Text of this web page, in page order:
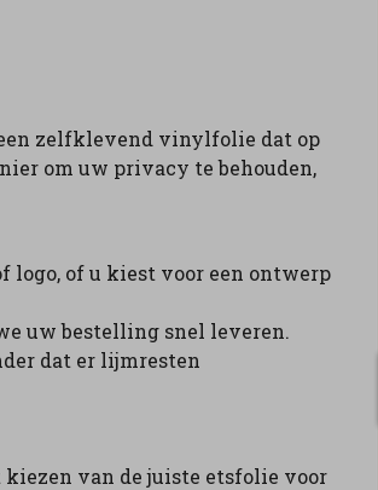
zelfklevend vinylfolie dat op
om uw privacy te behouden,
logo, of u kiest voor een ontwerp
uw bestelling snel leveren.
dat er lijmresten
van de juiste etsfolie voor